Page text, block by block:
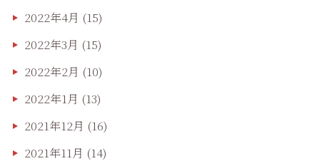
2022年4月 (15)
2022年3月 (15)
2022年2月 (10)
2022年1月 (13)
2021年12月 (16)
2021年11月 (14)